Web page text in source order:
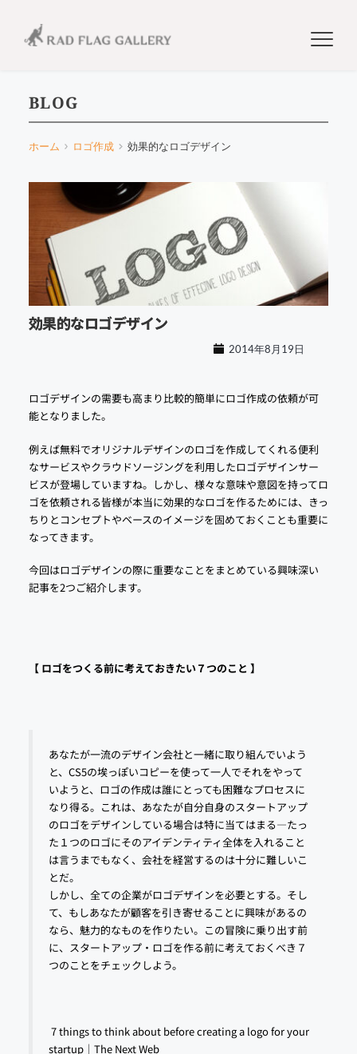
BLOG
ホーム ロゴ作成 効果的なロゴデザイン
効果的なロゴデザイン
2014年8月19日
ロゴデザインの需要も高まり比較的簡単にロゴ作成の依頼が可
能となりました。
例えば無料でオリジナルデザインのロゴを作成してくれる便利
なサービスやクラウドソージングを利用したロゴデザインサー
ビスが登場していますね。しかし、様々な意味や意図を持ってロ
ゴを依頼される皆様が本当に効果的なロゴを作るためには、きっ
ちりとコンセプトやベースのイメージを固めておくことも重要に
なってきます。
今回はロゴデザインの際に重要なことをまとめている興味深い
記事を2つご紹介します。
【 ロゴをつくる前に考えておきたい７つのこと 】
あなたが一流のデザイン会社と一緒に取り組んでいよう
と、CS5の埃っぽいコピーを使って一人でそれをやって
いようと、ロゴの作成は誰にとっても困難なプロセスに
なり得る。これは、あなたが自分自身のスタートアップ
のロゴをデザインしている場合は特に当てはまる―たっ
た１つのロゴにそのアイデンティティ全体を入れること
は言うまでもなく、会社を経営するのは十分に難しいこ
とだ。
しかし、全ての企業がロゴデザインを必要とする。そし
て、もしあなたが顧客を引き寄せることに興味があるの
なら、魅力的なものを作りたい。この冒険に乗り出す前
に、スタートアップ・ロゴを作る前に考えておくべき７
つのことをチェックしよう。
7 things to think about before creating a logo for your
startup｜The Next Web